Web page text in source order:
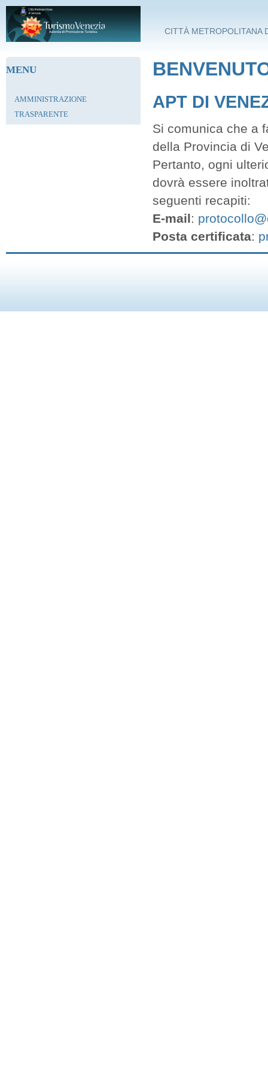
Salta al contenuto principale
CITTÀ METROPOLITANA
MENU
AMMINISTRAZIONE
TRASPARENTE
APT DI
Si comunica che a
della Provincia di
Pertanto, ogni
dovrà essere
seguenti recapiti:
E-mail:
Posta certificata: